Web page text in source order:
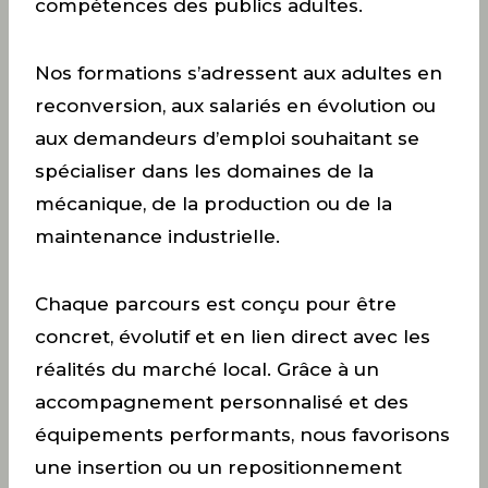
compétences des publics adultes.
Nos formations s’adressent aux adultes en
reconversion, aux salariés en évolution ou
aux demandeurs d’emploi souhaitant se
spécialiser dans les domaines de la
mécanique, de la production ou de la
maintenance industrielle.
Chaque parcours est conçu pour être
concret, évolutif et en lien direct avec les
réalités du marché local. Grâce à un
accompagnement personnalisé et des
équipements performants, nous favorisons
une insertion ou un repositionnement